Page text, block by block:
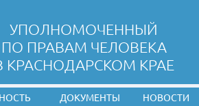
УПОЛНОМОЧЕННЫЙ
ПО ПРАВАМ ЧЕЛОВЕКА
КРАСНОДАРСКОМ КРАЕ
ДОКУМЕНТЫ НОВОСТИ